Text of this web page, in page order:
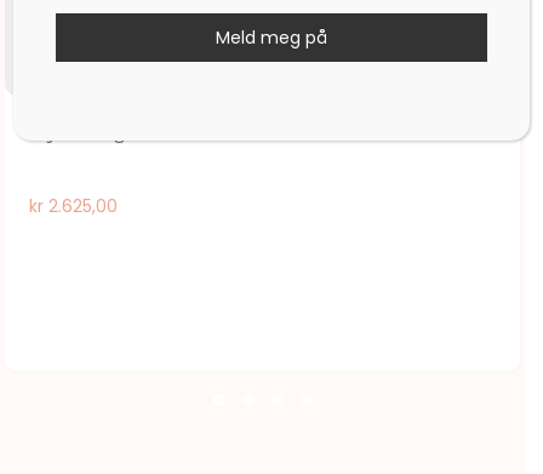
kr 2.625,00
Meld meg på